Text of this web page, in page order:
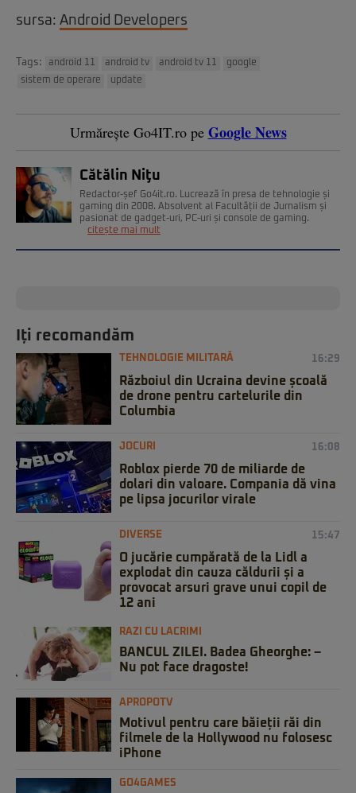
sursa: Android Developers
Tags: android 11 android tv android tv 11
google
sistem de operare
update
Urmărește Go4IT.ro pe Google News
Cătălin Niţu
Redactor-șef Go4it.ro. Lucrează în presa de tehnologie și
gaming din 2008. Absolvent al Facultății de Jurnalism și
pasionat de gadget-uri, PC-uri și console de gaming.
citește mai mult
Iți recomandăm
TEHNOLOGIE MILITARĂ 16:29
Războiul din Ucraina devine școală
de drone pentru cartelurile din
Columbia
JOCURI 16:08
Roblox pierde 70 de miliarde de
dolari din valoare. Compania dă vina
pe lipsa jocurilor virale
DIVERSE 15:47
O jucărie cumpărată de la Lidl a
explodat din cauza căldurii și a
provocat arsuri grave unui copil de
12 ani
RAZI CU LACRIMI
BANCUL ZILEI. Badea Gheorghe: –
Nu pot face dragoste!
APROPOTV
Motivul pentru care băieții răi din
filmele de la Hollywood nu folosesc
iPhone
GO4GAMES